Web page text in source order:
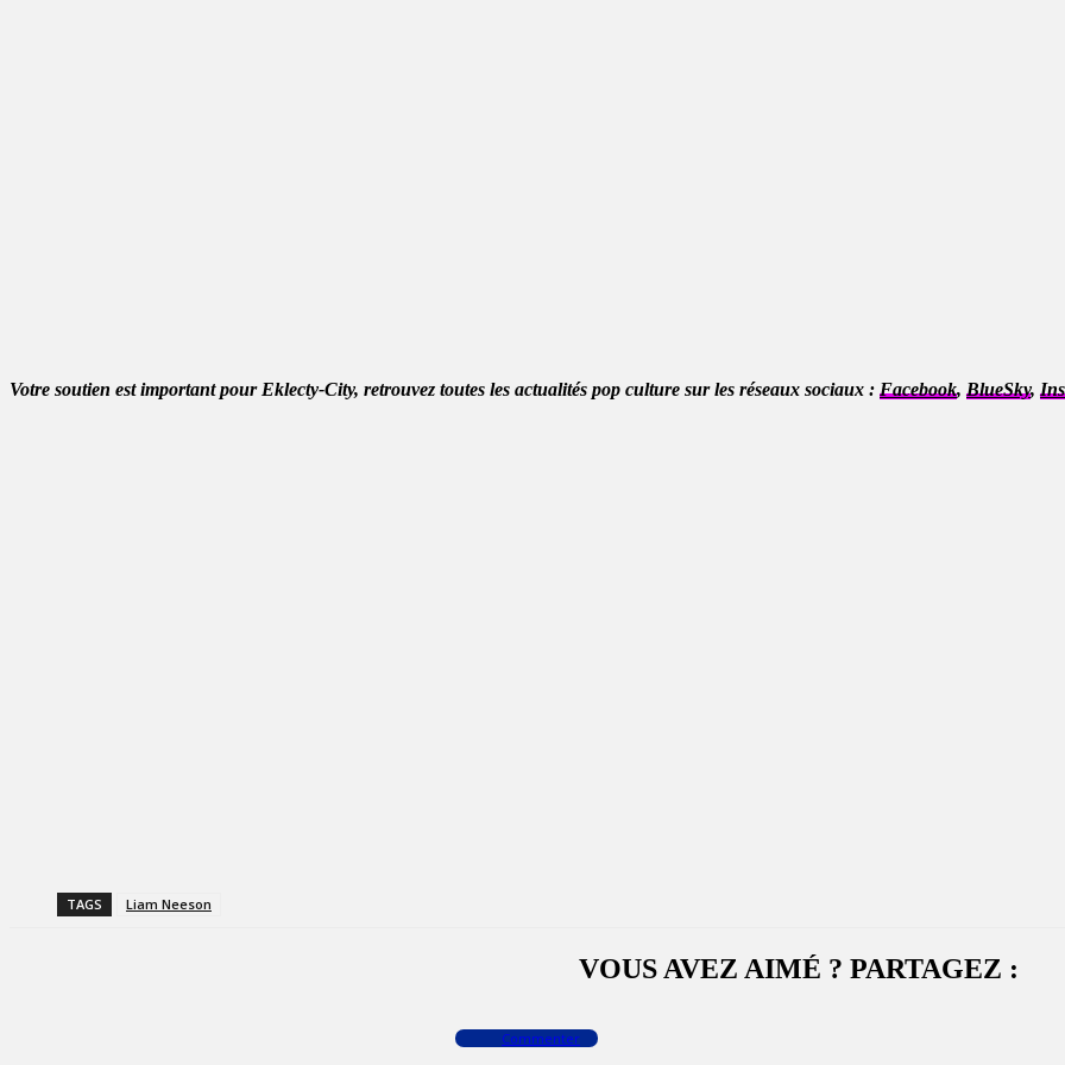
Votre soutien est important pour Eklecty-City, retrouvez toutes les actualités pop culture sur les réseaux sociaux : Facebook, BlueSky,
TAGS Liam Neeson
VOUS AVEZ AIMÉ ? PARTAGEZ :
Commenter